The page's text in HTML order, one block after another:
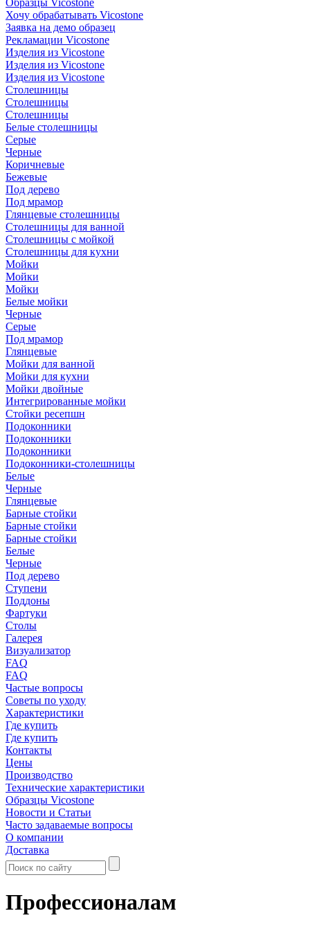
Образцы Vicostone
Хочу обрабатывать Vicostone
Заявка на демо образец
Рекламации Vicostone
Изделия из Vicostone
Изделия из Vicostone
Изделия из Vicostone
Столешницы
Столешницы
Столешницы
Белые столешницы
Серые
Черные
Коричневые
Бежевые
Под дерево
Под мрамор
Глянцевые столешницы
Столешницы для ванной
Столешницы с мойкой
Столешницы для кухни
Мойки
Мойки
Мойки
Белые мойки
Черные
Серые
Под мрамор
Глянцевые
Мойки для ванной
Мойки для кухни
Мойки двойные
Интегрированные мойки
Стойки ресепшн
Подоконники
Подоконники
Подоконники
Подоконники-столешницы
Белые
Черные
Глянцевые
Барные стойки
Барные стойки
Барные стойки
Белые
Черные
Под дерево
Ступени
Поддоны
Фартуки
Столы
Галерея
Визуализатор
FAQ
FAQ
Частые вопросы
Советы по уходу
Характеристики
Где купить
Где купить
Контакты
Цены
Производство
Технические характеристики
Образцы Vicostone
Новости и Статьи
Часто задаваемые вопросы
О компании
Доставка
Профессионалам